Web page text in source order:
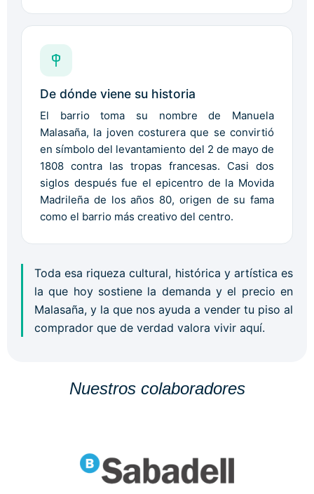
De dónde viene su historia
El barrio toma su nombre de Manuela
Malasaña, la joven costurera que se convirtió
en símbolo del levantamiento del 2 de mayo de
1808 contra las tropas francesas. Casi dos
siglos después fue el epicentro de la Movida
Madrileña de los años 80, origen de su fama
como el barrio más creativo del centro.
Toda esa riqueza cultural, histórica y artística es
la que hoy sostiene la demanda y el precio en
Malasaña, y la que nos ayuda a vender tu piso al
comprador que de verdad valora vivir aquí.
Nuestros colaboradores